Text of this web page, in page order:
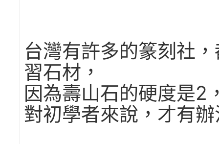
台灣有許多的篆刻社
習石材，
因為壽山石的硬度是2
對初學者來說，才有